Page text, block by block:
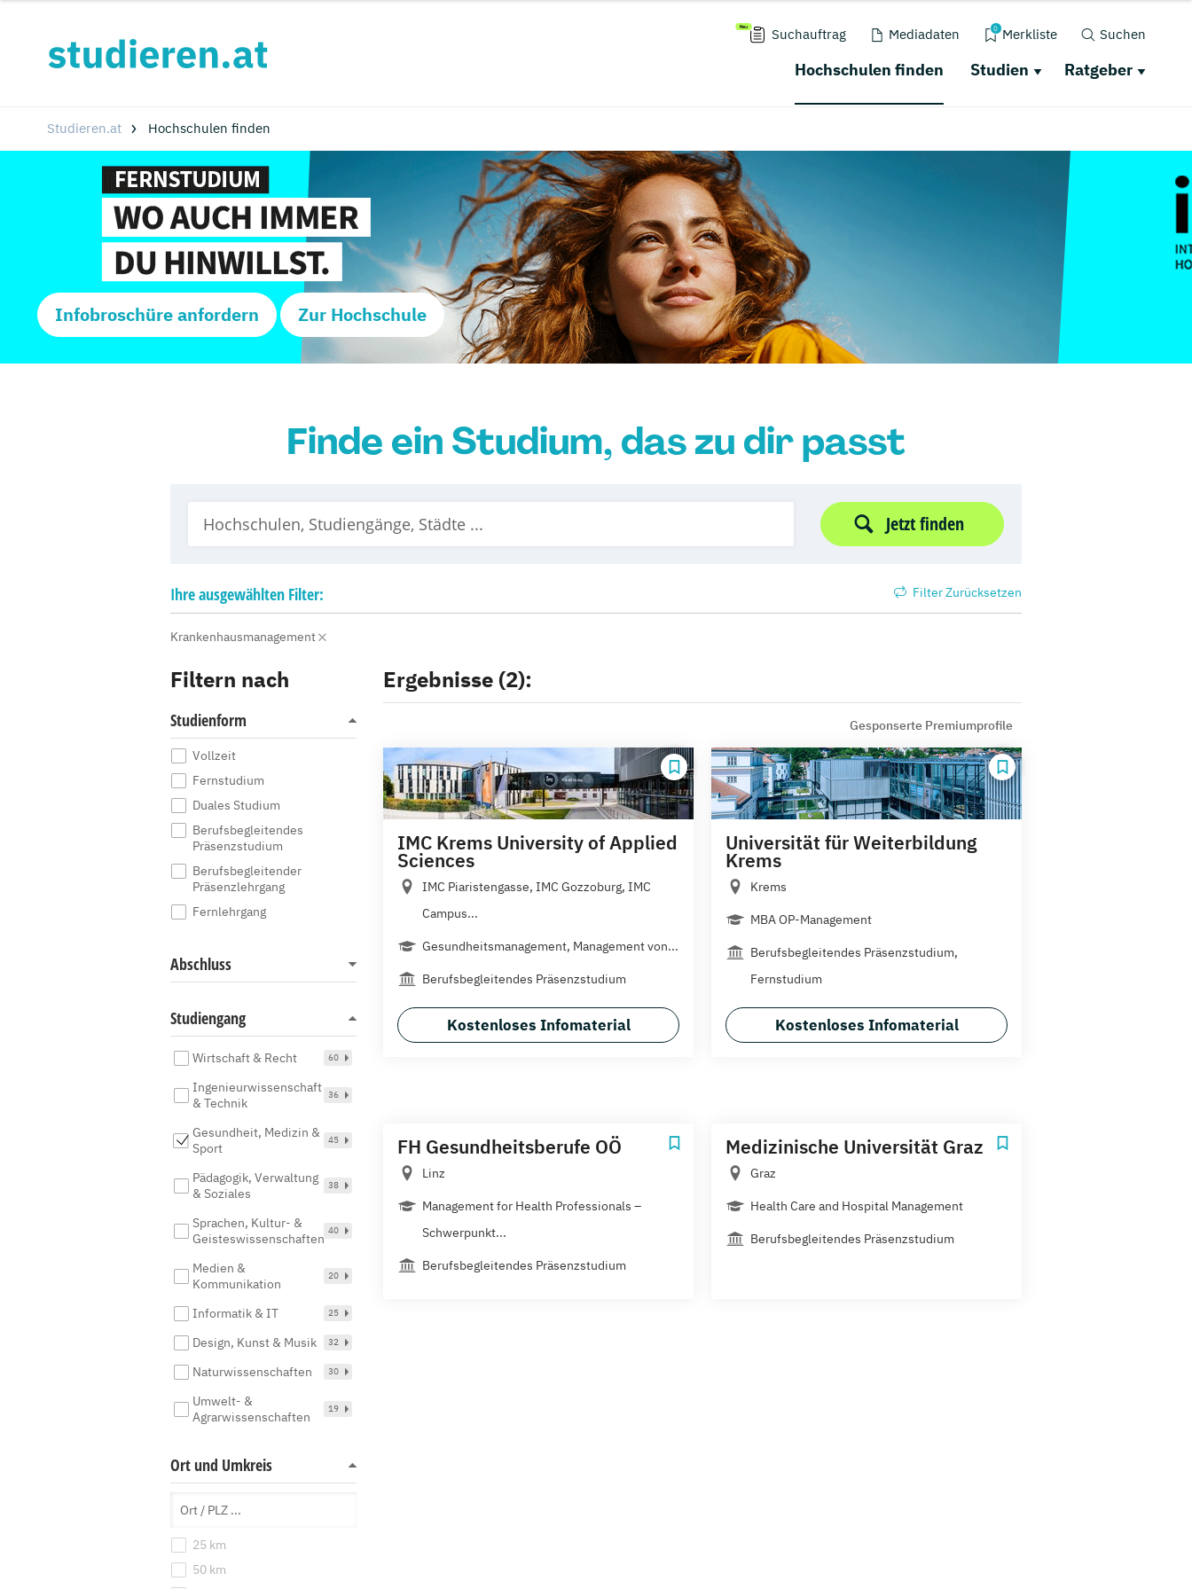
Suchauftrag Mediadaten 0 Merkliste Suchen
Hochschulen finden Studien Ratgeber
Studieren.at Hochschulen finden
Infobroschüre anfordern Zur Hochschule
Finde ein Studium, das zu dir passt
Jetzt finden
Ihreausgewählten Filter: Filter Zurücksetzen
Krankenhausmanagement
Filtern nach
Studienform
Vollzeit
Fernstudium
Duales Studium
Berufsbegleitendes
Präsenzstudium
Berufsbegleitender
Präsenzlehrgang
Fernlehrgang
Abschluss
Studiengang
Wirtschaft & Recht 60
Ingenieurwissenschaft
& Technik
36
Gesundheit, Medizin &
Sport
45
Pädagogik, Verwaltung
& Soziales
38
Sprachen, Kultur- &
Geisteswissenschaften
40
Medien &
Kommunikation
20
Informatik & IT 25
Design, Kunst & Musik 32
Naturwissenschaften 30
Umwelt- &
Agrarwissenschaften
19
Ort und Umkreis
25 km
50 km
Ergebnisse (2):
Gesponserte Premiumprofile
IMC Krems University of Applied
Sciences
IMC Piaristengasse, IMC Gozzoburg, IMC
Campus...
Gesundheitsmanagement, Management von...
Berufsbegleitendes Präsenzstudium
Kostenloses Infomaterial
Universität für Weiterbildung
Krems
Krems
MBA OP-Management
Berufsbegleitendes Präsenzstudium,
Fernstudium
Kostenloses Infomaterial
FH Gesundheitsberufe OÖ
Linz
Management for Health Professionals –
Schwerpunkt...
Berufsbegleitendes Präsenzstudium
Medizinische Universität Graz
Graz
Health Care and Hospital Management
Berufsbegleitendes Präsenzstudium